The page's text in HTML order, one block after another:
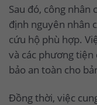
Sau đó, công nhân
định nguyên nhân
cứu hộ phù hợp.
và các phương
bảo an toàn cho
Đồng thời, việc